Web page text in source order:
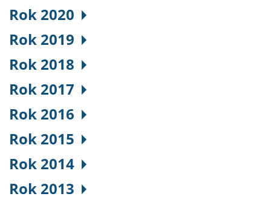
Rok 2020
Rok 2019
Rok 2018
Rok 2017
Rok 2016
Rok 2015
Rok 2014
Rok 2013